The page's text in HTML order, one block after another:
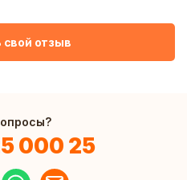
свой отзыв
000 25